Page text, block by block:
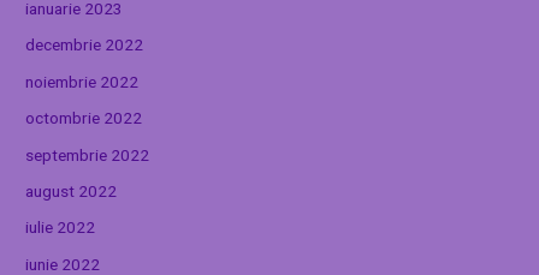
ianuarie 2023
decembrie 2022
noiembrie 2022
octombrie 2022
septembrie 2022
august 2022
iulie 2022
iunie 2022